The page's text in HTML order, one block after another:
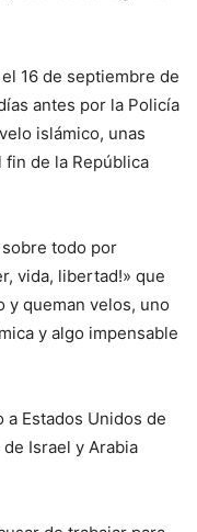
16 de septiembre de
antes por la Policía
islámico, unas
de la República
todo por
vida, libertad!» que
y queman velos, uno
y algo impensable
a Estados Unidos de
Israel y Arabia